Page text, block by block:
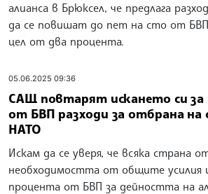
алианса в Брюксел, че предлага
да се повишат до пет на сто от
цел от два процента.
05.06.2025 09:36
САЩ повтарят искането си
от БВП разходи за отбрана на
НАТО
Искам да се уверя, че всяка страна
необходимостта от общите усилия
процента от БВП за дейността на